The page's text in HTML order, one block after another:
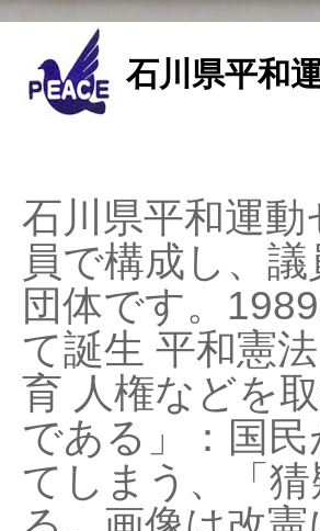
石川県平和
石川県平和運
員で構成し、
団体です。
て誕生 平和憲
育 人権などを
である」：国
てしまう、「